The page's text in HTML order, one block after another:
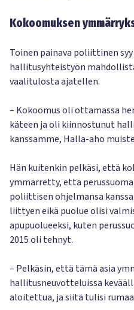
Kokoomuksen
Toinen painava poliittinen
hallitusyhteistyön
vaalitulosta ajatellen.
– Kokoomus oli ottamassa
käteen ja oli kiinnostunut
kanssamme, Halla-aho
Hän kuitenkin pelkäsi, että
ymmärretty, että
poliittisen ohjelmansa
liittyen eikä puolue olisi
apupuolueeksi, kuten
2015 oli tehnyt.
– Pelkäsin, että tämä asia
hallitusneuvotteluissa
aloitettua, ja siitä tulisi